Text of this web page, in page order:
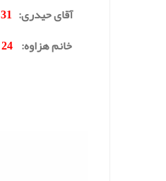
آقای حیدری:
31 90 296 0912
خانم هزاوه:
24 90 649 0902